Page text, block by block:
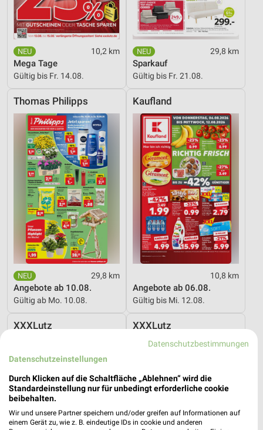
10,2 km
Mega Tage
Gültig bis Fr. 14.08.
29,8 km
Sparkauf
Gültig bis Fr. 21.08.
Thomas Philipps
29,8 km
Angebote ab 10.08.
Gültig ab Mo. 10.08.
Kaufland
10,8 km
Angebote ab 06.08.
Gültig bis Mi. 12.08.
XXXLutz XXXLutz
Datenschutzbestimmungen
Datenschutzeinstellungen
Durch Klicken auf die Schaltfläche „Ablehnen“ wird die
Standardeinstellung nur für unbedingt erforderliche cookie
beibehalten.
Wir und unsere Partner speichern und/oder greifen auf Informationen auf
einem Gerät zu, wie z. B. eindeutige IDs in cookie und anderen